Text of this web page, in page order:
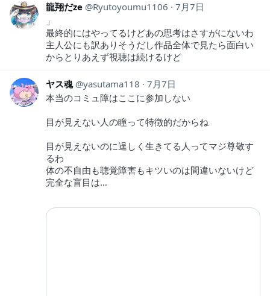
龍翔だze Ryutoyoumu1106
7月7日
」
最終的にはやってるけどあの思考はさすがにないわ
主人公にも訳ありそうだし作品全体で見たら面白い
からとりあえず視聴は続けるけど
ヤス魂 yasutama118
7月7日
本当のコミュ障はここに参加しない
目が見えない人の瞳って特徴的だからね
目が見えないのに逞しく生きてる人ってマジ尊敬す
るわ
体の不自由も聴覚障害もキツいのは間違いないけど
完全な盲目は…